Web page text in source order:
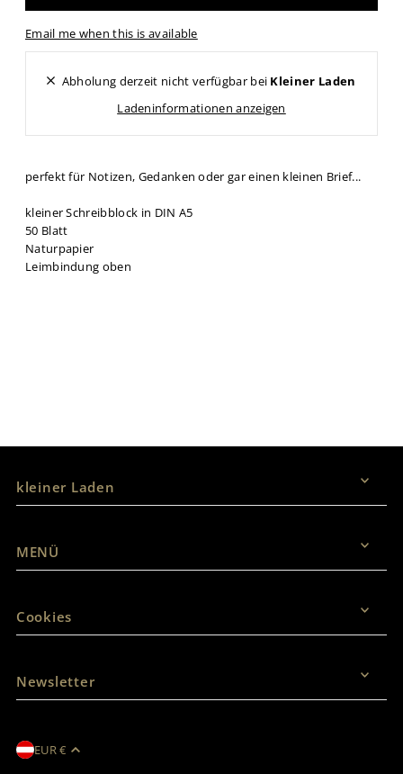
Email me when this is available
Abholung derzeit nicht verfügbar bei Kleiner Laden
Ladeninformationen anzeigen
perfekt für Notizen, Gedanken oder gar einen kleinen Brief...
kleiner Schreibblock in DIN A5
50 Blatt
Naturpapier
Leimbindung oben
kleiner Laden
MENÜ
Cookies
Newsletter
EUR €